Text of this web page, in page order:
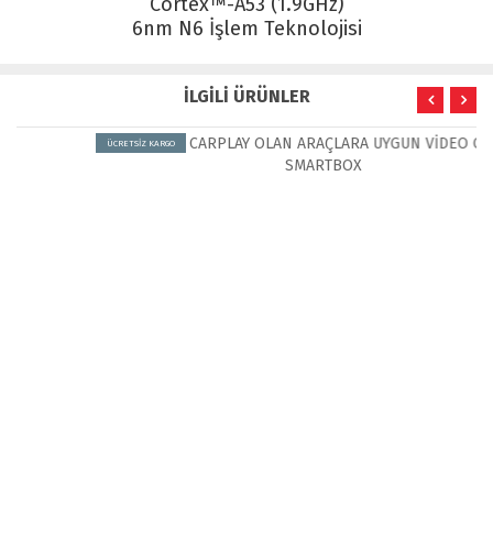
6nm N6 İşlem Teknolojisi
İLGİLİ ÜRÜNLER